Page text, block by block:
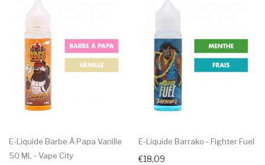
E-Liquide Barbe À Papa Vanille
50 ML - Vape City
E-Liquide Barrako - Fighter Fuel
€18,09